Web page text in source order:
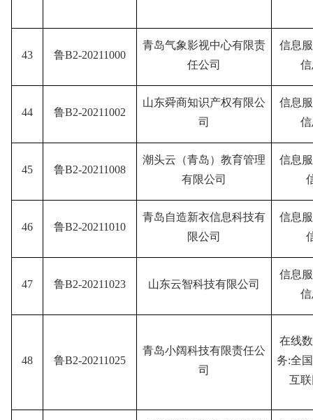
43 鲁B2-20211000
青岛气象影视中心有限责
任公司
信息
44 鲁B2-20211002
山东舜商知识产权有限公
司
信息
45 鲁B2-20211008
潮头云（青岛）教育管理
有限公司
信息
46 鲁B2-20211010
青岛自造新衣信息科技有
限公司
信息
47 鲁B2-20211023 山东云智科技有限公司
信息
48 鲁B2-20211025
青岛小阔科技有限责任公
司
在线
务:全
互